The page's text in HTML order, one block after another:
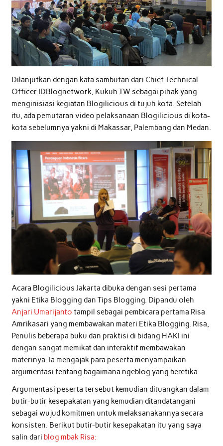
Dilanjutkan dengan kata sambutan dari Chief Technical
Officer IDBlognetwork, Kukuh TW sebagai pihak yang
menginisiasi kegiatan Blogilicious di tujuh kota. Setelah
itu, ada pemutaran video pelaksanaan Blogilicious di kota-
kota sebelumnya yakni di Makassar, Palembang dan Medan.
Acara Blogilicious Jakarta dibuka dengan sesi pertama
yakni Etika Blogging dan Tips Blogging. Dipandu oleh
Anjari Umarijanto tampil sebagai pembicara pertama Risa
Amrikasari yang membawakan materi Etika Blogging. Risa,
Penulis beberapa buku dan praktisi di bidang HAKI ini
dengan sangat memikat dan interaktif membawakan
materinya. Ia mengajak para peserta menyampaikan
argumentasi tentang bagaimana ngeblog yang beretika.
Argumentasi peserta tersebut kemudian dituangkan dalam
butir-butir kesepakatan yang kemudian ditandatangani
sebagai wujud komitmen untuk melaksanakannya secara
konsisten. Berikut butir-butir kesepakatan itu yang saya
salin dari blog mbak Risa: